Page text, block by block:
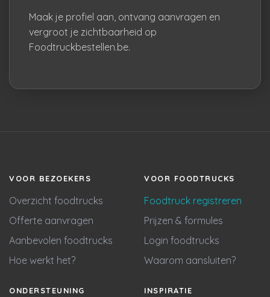
Maak je profiel aan, ontvang aanvragen en
vergroot je zichtbaarheid op
Foodtruckbestellen.be.
VOOR BEZOEKERS
Overzicht foodtrucks
Offerte aanvragen
Aanbevolen foodtrucks
Hoe werkt het?
VOOR FOODTRUCKS
Foodtruck registreren
Prijzen & formules
Login foodtrucks
Waarom aansluiten?
ONDERSTEUNING INSPIRATIE